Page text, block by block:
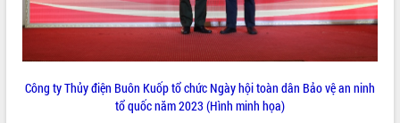
ALBUM ẢNH
Công ty Thủy điện Buôn Kuốp tổ chức Ngày hội toàn dân Bảo vệ an ninh
tổ quốc năm 2023 (Hình minh họa)